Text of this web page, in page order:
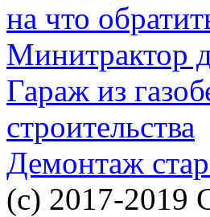
на что
Минитрактор
Гараж из
строительства
Демонтаж
(c) 2017-2019